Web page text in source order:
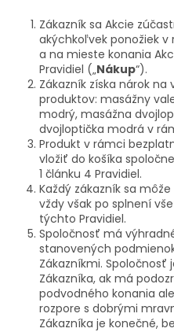
Zákazník sa Akcie
akýchkoľvek ponožiek
a na mieste konania
Pravidiel („Nákup“).
Zákazník získa nárok na
produktov: masážny
modrý, masážna
dvojloptička modrá v
Produkt v rámci
vložiť do košíka
1 článku 4 Pravidiel.
Každý zákazník sa
vždy však po splnení
týchto Pravidiel.
Spoločnosť má
stanovených
Zákazníkmi.
Zákazníka, ak má
podvodného konania
rozpore s dobrými
Zákazníka je konečné,